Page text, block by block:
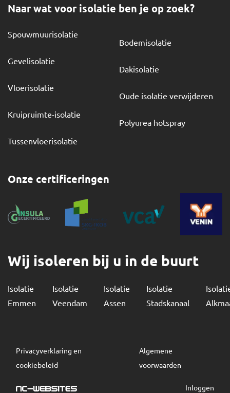
Naar wat voor isolatie ben je op zoek?
Spouwmuurisolatie
Gevelisolatie
Vloerisolatie
Kruipruimte-isolatie
Tussenvloerisolatie
Bodemisolatie
Dakisolatie
Oude isolatie verwijderen
Polyurea hotspray
Onze certificeringen
Wij isoleren bij u in de buurt
Isolatie
Emmen
Isolatie
Veendam
Isolatie
Assen
Isolatie
Stadskanaal
Privacyverklaring en
cookiebeleid
Algemene
voorwaarden
Inloggen